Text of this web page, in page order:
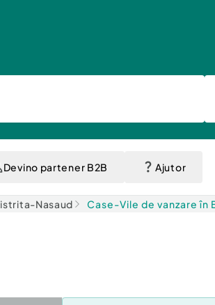
Devino partener B2B Ajutor
Nasaud Case-Vile de vanzare în